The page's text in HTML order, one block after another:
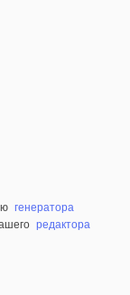
генератора
редактора